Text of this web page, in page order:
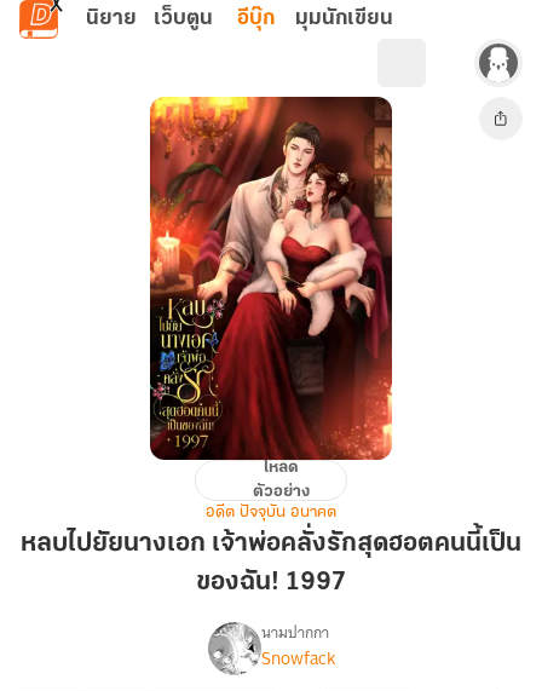
ข้ามไปยังเนื้อหาหลัก
นิยาย เว็บตูน อีบุ๊ก มุมนักเขียน
ย
โหลด
ตัวอย่าง
อดีต ปัจจุบัน อนาคต
หลบไปยัยนางเอก เจ้าพ่อคลั่งรักสุดฮอตคนนี้เป็น
ของฉัน! 1997
เรื่อง(E-
นามปากกา
Snowfack